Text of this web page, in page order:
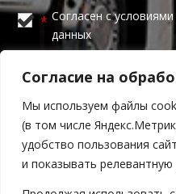
Согласие на
Мы используем файлы
(в том числе
удобство пользования
и показывать релевантную
* Согласен с
данных